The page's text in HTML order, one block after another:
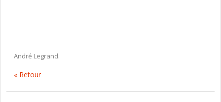
André Legrand.
« Retour